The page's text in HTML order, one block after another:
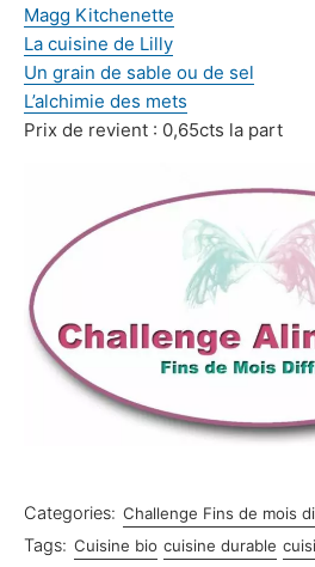
Magg Kitchenette
La cuisine de Lilly
Un grain de sable ou de sel
L’alchimie des mets
Prix de revient : 0,65cts la part
Categories: Challenge Fins de mois
Tags: Cuisine bio cuisine durable